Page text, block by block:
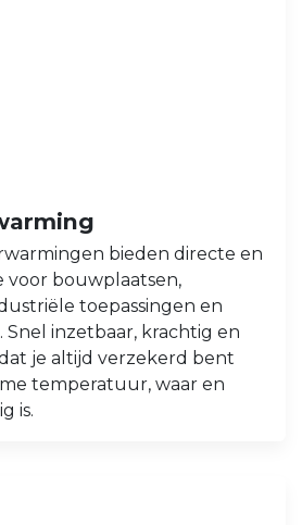
bieden directe en
bouwplaatsen,
toepassingen en
inzetbaar, krachtig en
je altijd verzekerd bent
temperatuur, waar en
is.